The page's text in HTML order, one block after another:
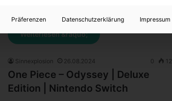
Weiterlesen &raquo;
Sinnexplosion 26.08.2024 0 12
One Piece – Odyssey | Deluxe
Edition | Nintendo Switch
Präferenzen Datenschutzerklärung Impressum